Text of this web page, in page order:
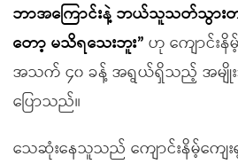
ဘာအကြောင်းနဲ့ ဘယ်သူသတ်သွာ
တော့ မသိရသေးဘူး” ဟု ကျောင်းနိ
အသက် ၄၀ ခန့် အရွယ်ရှိသည့် အမျိုး
ပြောသည်။
သေဆုံးနေသူသည် ကျောင်းနိမ့်ကျေ